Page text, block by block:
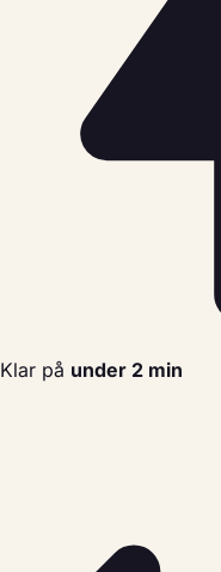
Klar på under 2 min